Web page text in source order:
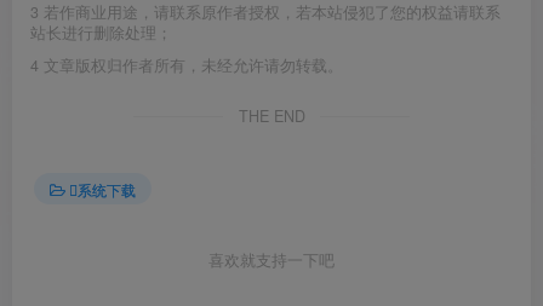
3 若作商业用途，请联系原作者授权，若本站侵犯了您的权益请联系
站长进行删除处理；
4 文章版权归作者所有，未经允许请勿转载。
THE END
系统下载
喜欢就支持一下吧